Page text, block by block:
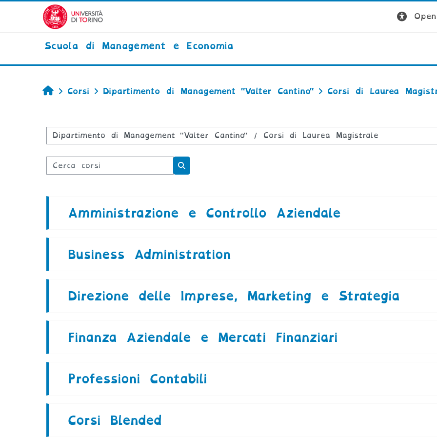
Vai al contenuto principale
Scuola di Management e Economia
Home
Corsi Dipartimento di Management "Valter Cantino" Corsi di Laurea
Categorie di corso
Cerca corsi
Cerca corsi
Amministrazione e Controllo Aziendale
Business Administration
Direzione delle Imprese, Marketing e Strategia
Finanza Aziendale e Mercati Finanziari
Professioni Contabili
Corsi Blended